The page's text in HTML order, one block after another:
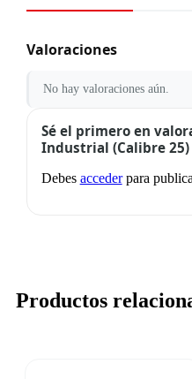
Valoraciones
No hay valoraciones aún.
Sé el primero en
Industrial (Calibre 25)
Debes accederpara
Productos